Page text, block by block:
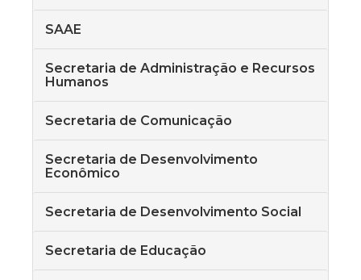
SAAE
Secretaria de Administração e Recursos
Humanos
Secretaria de Comunicação
Secretaria de Desenvolvimento
Econômico
Secretaria de Desenvolvimento Social
Secretaria de Educação